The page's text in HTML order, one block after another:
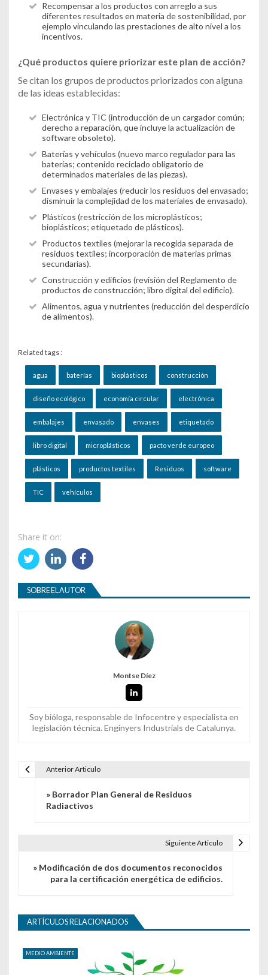
Recompensar a los productos con arreglo a sus
diferentes resultados en materia de sostenibilidad, por
ejemplo vinculando las prestaciones de alto nivel a los
incentivos.
¿Qué productos quiere priorizar este plan de acción?
Se citan los grupos de productos priorizados con alguna
de las ideas establecidas:
Electrónica y TIC (introducción de un cargador común;
derecho a reparación, que incluye la actualización de
software obsoleto).
Baterías y vehículos (nuevo marco regulador para las
baterías; contenido reciclado obligatorio de
determinados materiales de las piezas).
Envases y embalajes (reducir los residuos del envasado;
disminuir la complejidad de los materiales de envasado).
Plásticos (restricción de los microplásticos;
bioplásticos; etiquetado de plásticos).
Productos textiles (mejorar la recogida separada de
residuos textiles; incorporación de materias primas
secundarias).
Construcción y edificios (revisión del Reglamento de
productos de construcción; libro digital del edificio).
Alimentos, agua y nutrientes (reducción del desperdicio
de alimentos).
Related tags :
agua baterías bioplásticos construcción
diseño ecológico economía circular electrónica
embalajes envasado envases etiquetado
libro digital microplásticos pacto verde europeo
plásticos productos textiles Residuos software
TIC vehículos
Share it on:
SOBRE EL AUTOR
Montse Díez
Soy bióloga, responsable de Infocentre y especialista en
legislación técnica. Enginyers Industrials de Catalunya.
Navegación de entradas
Anterior Articulo
» Borrador Plan General de Residuos
Radiactivos
Siguiente Articulo
» Modificación de dos documentos reconocidos
para la certificación energética de edificios.
ARTÍCULOS RELACIONADOS
MEDIO AMBIENTE